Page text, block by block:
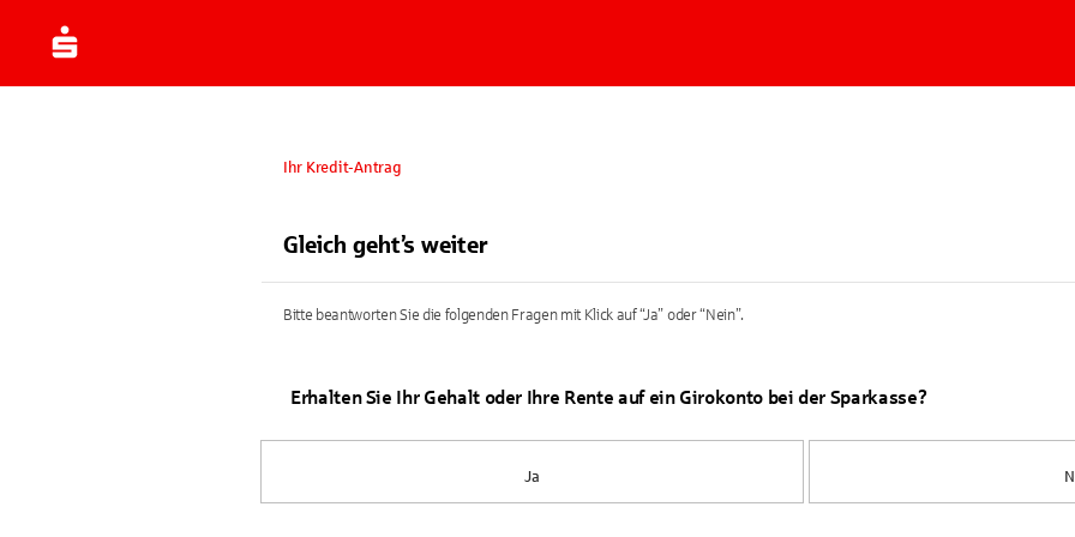
Ihr Kredit-Antrag
Gleich geht’s weiter
Bitte beantworten Sie die folgenden Fragen mit Klick auf “Ja” oder “Nein”.
Erhalten Sie Ihr Gehalt oder Ihre Rente auf ein Girokonto bei der Sparkasse?
Ja